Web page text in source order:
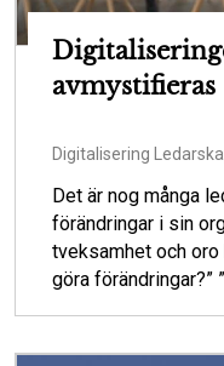
avmystifieras
Digitalisering
Det är nog många
förändringar i sin
tveksamhet och oro
göra förändringar?”